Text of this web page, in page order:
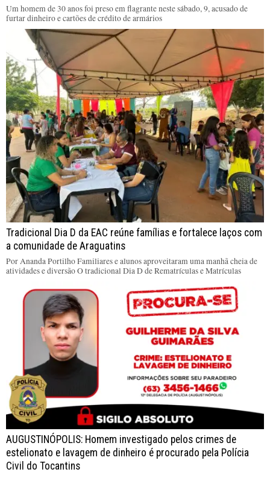
Um homem de 30 anos foi preso em flagrante neste sábado, 9, acusado de
furtar dinheiro e cartões de crédito de armários
Tradicional Dia D da EAC reúne famílias e fortalece laços com
a comunidade de Araguatins
Por Ananda Portilho Familiares e alunos aproveitaram uma manhã cheia de
atividades e diversão O tradicional Dia D de Rematrículas e Matrículas
AUGUSTINÓPOLIS: Homem investigado pelos crimes de
estelionato e lavagem de dinheiro é procurado pela Polícia
Civil do Tocantins